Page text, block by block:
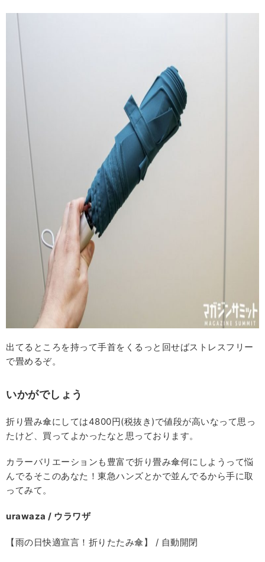
出てるところを持って手首をくるっと回せばストレスフリー
で畳めるぞ。
いかがでしょう
折り畳み傘にしては4800円(税抜き)で値段が高いなって思っ
たけど、買ってよかったなと思っております。
カラーバリエーションも豊富で折り畳み傘何にしようって悩
んでるそこのあなた！東急ハンズとかで並んでるから手に取
ってみて。
urawaza / ウラワザ
【雨の日快適宣言！折りたたみ傘】 / 自動開閉